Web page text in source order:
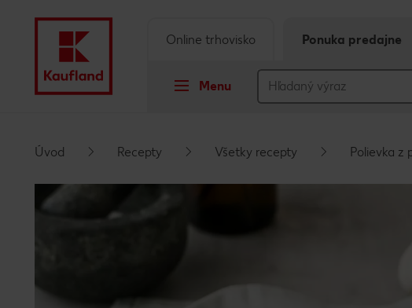
Menu
Online trhovisko Ponuka predajne
Úvod Recepty Všetky recepty Polievka z